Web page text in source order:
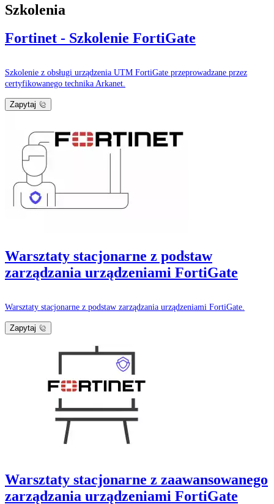
Szkolenia
Fortinet - Szkolenie FortiGate
Szkolenie z obsługi urządzenia UTM FortiGate przeprowadzane przez
certyfikowanego technika Arkanet.
Zapytaj
Warsztaty stacjonarne z podstaw
zarządzania urządzeniami FortiGate
Warsztaty stacjonarne z podstaw zarządzania urządzeniami FortiGate.
Zapytaj
Warsztaty stacjonarne z zaawansowanego
zarządzania urządzeniami FortiGate